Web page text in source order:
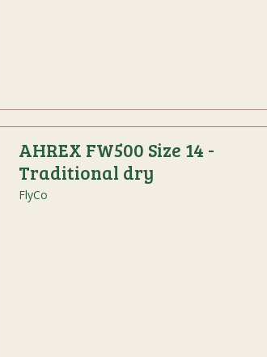
AHREX FW500 Size 14 -
Traditional dry
FlyCo